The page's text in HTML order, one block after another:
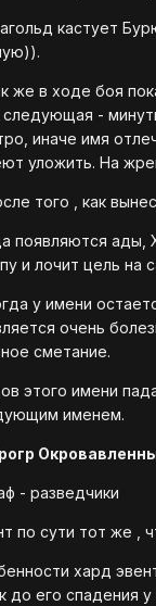
кастует
же в ходе боя
следующая -
иначе имя
уложить. На
того , как
появляются ады,
и лочит цель на
у имени
очень
сметание.
этого имени
именем.
- разведчики
по сути тот же ,
хард
до его спадения